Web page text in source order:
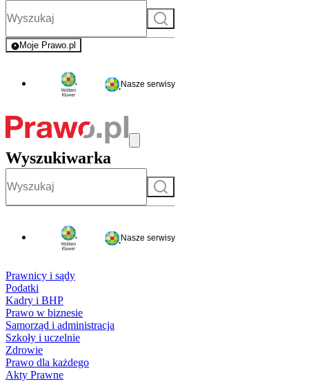
Szukaj
Moje Prawo.pl
- rejestracja i logowanie do serwisu
Nasze serwisy
Wyszukiwarka
Szukaj
Nasze serwisy
Prawnicy i sądy
Podatki
Kadry i BHP
Prawo w biznesie
Samorząd i administracja
Szkoły i uczelnie
Zdrowie
Prawo dla każdego
Akty Prawne